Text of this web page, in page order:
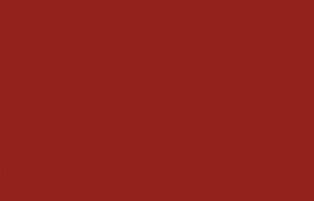
laden wir Sie ein, uns auch einmal ganz
uns und unserer Philosophie zu
in der wir Sie zu Ihren ganz
Hölzer in Augenschein nehmen,
die Funktion des neuen Möbelstücks
Grüßen